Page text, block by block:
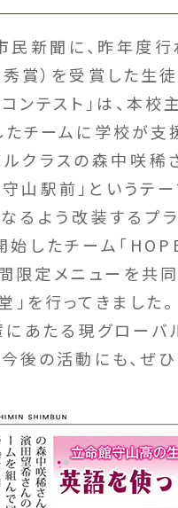
新聞に、昨年度
賞）を受賞した生
ンテスト」は、本
チームに学校が支
クラスの森中咲稀
山駅前」というテ
るよう改装するプ
したチーム「
限定メニューを共
を行ってきました。
にあたる現グロー
後の活動にも、ぜ